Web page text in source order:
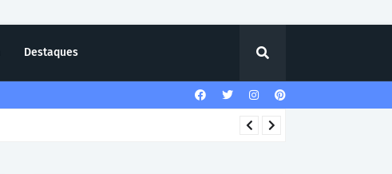
Destaques